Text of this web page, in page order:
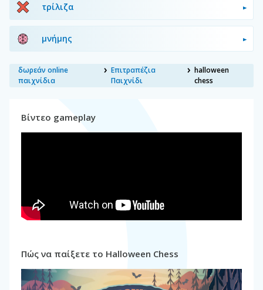
τρίλιζα
μνήμης
δωρεάν online
παιχνίδια
Επιτραπέζια
Παιχνίδι
halloween
chess
Βίντεο gameplay
Πώς να παίξετε το Halloween Chess